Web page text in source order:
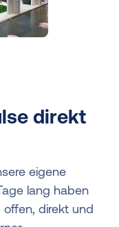
direkt
eigene
lang haben
direkt und